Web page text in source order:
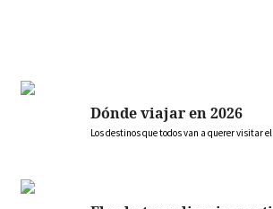
Dónde viajar en 2026
Los destinos que todos van a querer visitar